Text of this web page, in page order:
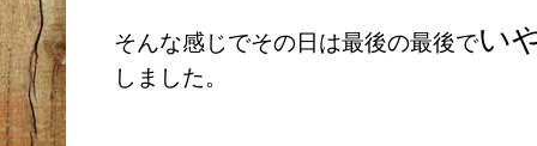
そんな感じでその日は最後の最後でい
しました。